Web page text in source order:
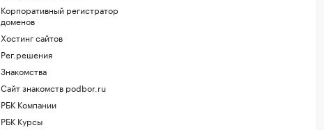
Корпоративный регистратор
доменов
Хостинг сайтов
Рег.решения
Знакомства
Сайт знакомств podbor.ru
РБК Компании
РБК Курсы